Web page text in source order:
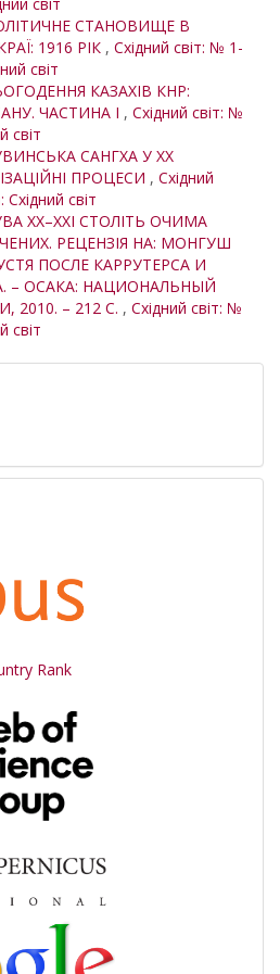
СТАНОВИЩЕ В
1916 РІК , Східний світ: № 1-
світ
КАЗАХІВ КНР:
ЧАСТИНА І , Східний світ: №
світ
САНГХА У ХХ
ПРОЦЕСИ , Східний
світ
ХХ–ХХІ СТОЛІТЬ ОЧИМА
РЕЦЕНЗІЯ НА: МОНГУШ
ПОСЛЕ КАРРУТЕРСА И
– ОСАКА: НАЦИОНАЛЬНЫЙ
– 212 C. , Східний світ: №
світ